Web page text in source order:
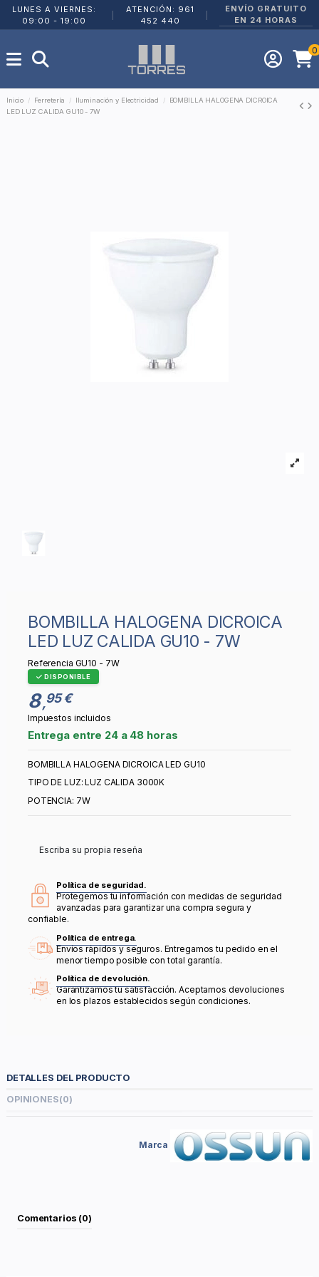
LUNES A VIERNES:
09:00 - 19:00
ATENCIÓN: 961
452 440
ENVÍO GRATUITO
EN 24 HORAS
0
Inicio Ferretería Iluminación y Electricidad
BOMBILLA HALOGENA DICROICA
LED LUZ CALIDA GU10 - 7W
BOMBILLA HALOGENA DICROICA
LED LUZ CALIDA GU10 - 7W
Referencia GU10 - 7W
DISPONIBLE
8,95 €
Impuestos incluidos
Entrega entre 24 a 48 horas
BOMBILLA HALOGENA DICROICA LED GU10
TIPO DE LUZ: LUZ CALIDA 3000K
POTENCIA: 7W
Escriba su propia reseña
Política de seguridad.
Protegemos tu información con medidas de seguridad
avanzadas para garantizar una compra segura y
confiable.
Política de entrega.
Envíos rápidos y seguros. Entregamos tu pedido en el
menor tiempo posible con total garantía.
Política de devolución.
Garantizamos tu satisfacción. Aceptamos devoluciones
en los plazos establecidos según condiciones.
DETALLES DEL PRODUCTO
OPINIONES(0)
Marca
Comentarios (0)